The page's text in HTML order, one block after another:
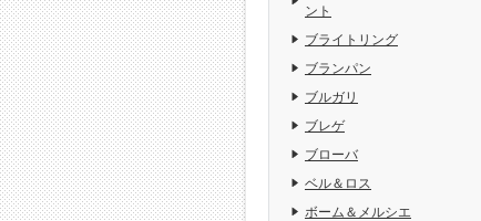
ント
ブライトリング
ブランパン
ブルガリ
ブレゲ
ブローバ
ベル＆ロス
ボーム＆メルシエ